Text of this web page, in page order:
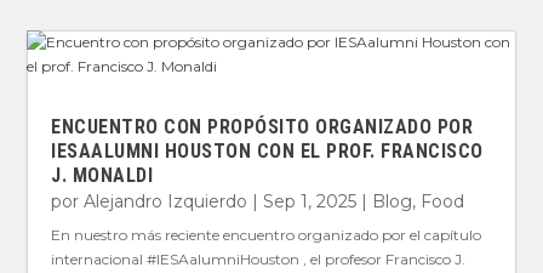
ENCUENTRO CON PROPÓSITO ORGANIZADO POR
IESAALUMNI HOUSTON CON EL PROF. FRANCISCO
J. MONALDI
porAlejandro Izquierdo |Sep 1, 2025 | Blog, Food
En nuestro más reciente encuentro organizado por el capítulo
internacional #IESAalumniHouston , el profesor Francisco J.